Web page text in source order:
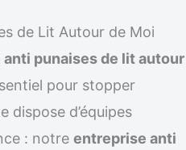
de Lit Autour de Moi
punaises de lit autour
pour stopper
dispose d’équipes
: notre entreprise anti